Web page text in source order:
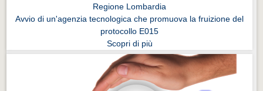
Regione Lombardia
Avvio di un'agenzia tecnologica che promuova la fruizione del
protocollo E015
Scopri di più